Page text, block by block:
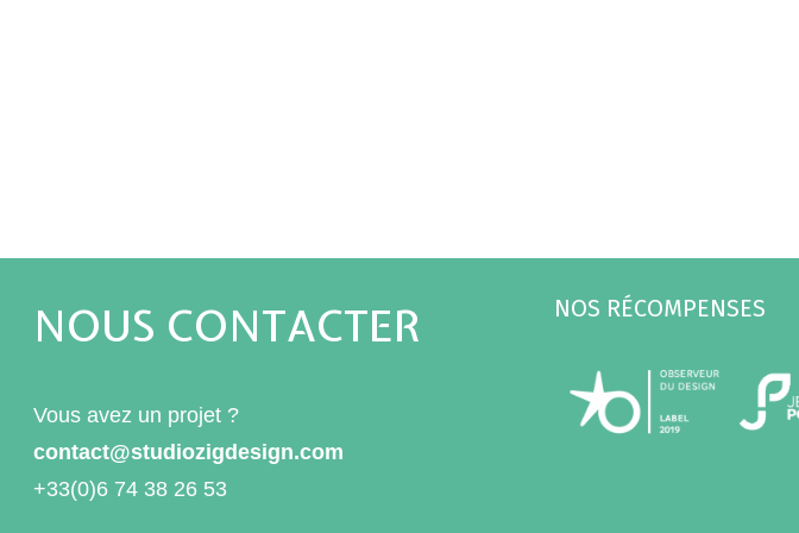
NOUS CONTACTER
Vous avez un projet ?
contact@studiozigdesign.com
+33(0)6 74 38 26 53
NOS RÉCOMPENSES